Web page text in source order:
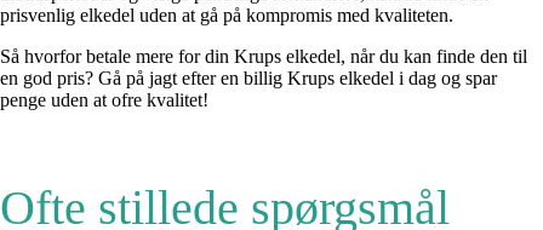
prisvenlig elkedel uden at gå på kompromis med kvaliteten.
Så hvorfor betale mere for din Krups elkedel, når du kan finde den til
en god pris? Gå på jagt efter en billig Krups elkedel i dag og spar
penge uden at ofre kvalitet!
Ofte stillede spørgsmål